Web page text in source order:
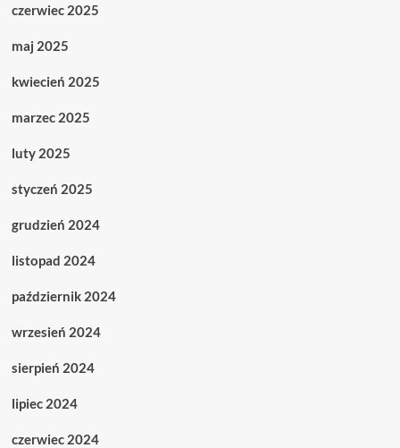
czerwiec 2025
maj 2025
kwiecień 2025
marzec 2025
luty 2025
styczeń 2025
grudzień 2024
listopad 2024
październik 2024
wrzesień 2024
sierpień 2024
lipiec 2024
czerwiec 2024